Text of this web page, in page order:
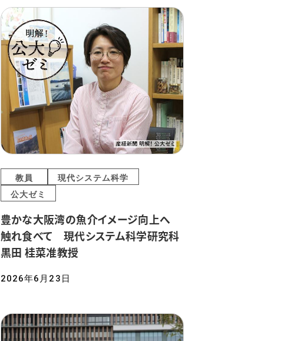
2026年6月23日
教員
現代システム科学
公大ゼミ
豊かな大阪湾の魚介イメージ向上へ
触れ食べて 現代システム科学研究科
黒田 桂菜准教授